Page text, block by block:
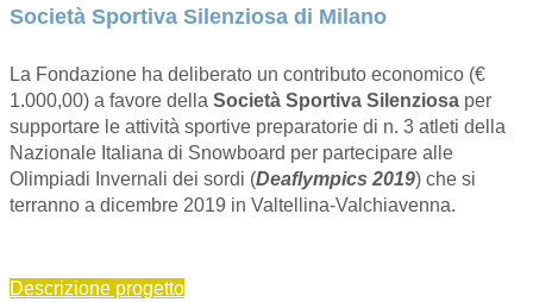
Società Sportiva Silenziosa di Milano
La Fondazione ha deliberato un contributo economico (€
1.000,00) a favore della Società Sportiva Silenziosa per
supportare le attività sportive preparatorie di n. 3 atleti della
Nazionale Italiana di Snowboard per partecipare alle
Olimpiadi Invernali dei sordi (Deaflympics 2019) che si
terranno a dicembre 2019 in Valtellina-Valchiavenna.
Descrizione progetto